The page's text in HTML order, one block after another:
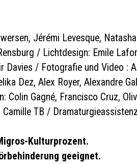
Jérémi Levesque,
/ Lichtdesign: Emile
Davies / Fotografie und Video :
Dez, Alex Royer, Alexandre
Gagné, Francisco Cruz,
TB /
Kulturprozent.
geeignet.